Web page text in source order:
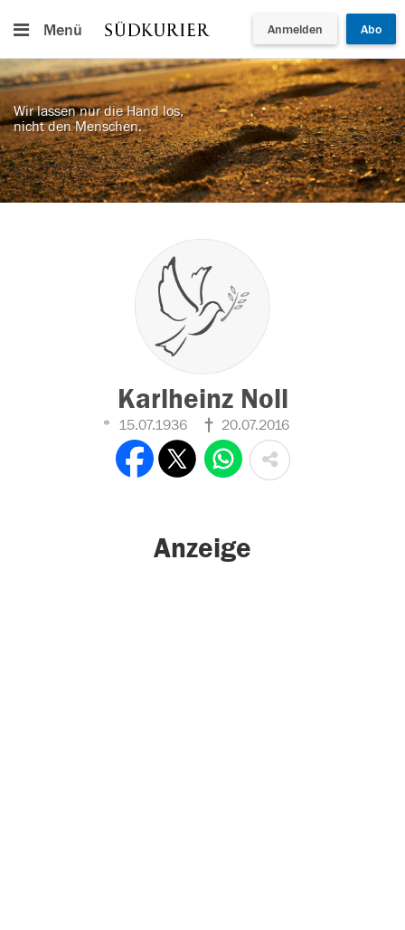
Menü Anmelden Abo
Wir lassen nur die Hand los,
nicht den Menschen.
Karlheinz Noll
15.07.1936 20.07.2016
Anzeige